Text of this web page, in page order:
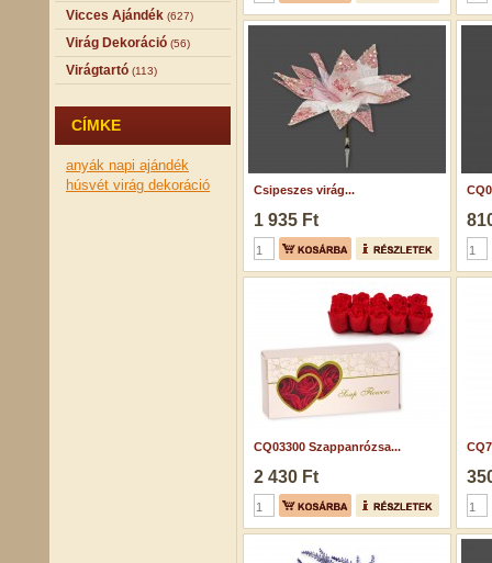
Vicces Ajándék (627)
Virág Dekoráció (56)
Virágtartó (113)
CÍMKE
anyák napi ajándék
húsvét virág dekoráció Csipeszes virág...
1 935 Ft
CQ03300 Szappanrózsa...
2 430 Ft